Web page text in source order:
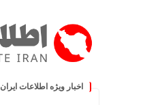
اخبار ویژه اطلاعات ایران